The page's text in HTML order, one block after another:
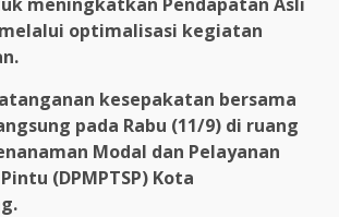
melalui optimalisasi kegiatan
kesepakatan bersama
pada Rabu (11/9) di ruang
Modal dan Pelayanan
(DPMPTSP) Kota